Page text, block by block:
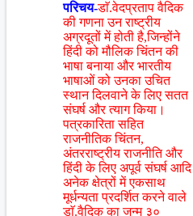
परिचय-डाॅ.वेदप्रताप वैदिक
की गणना उन राष्ट्रीय
अग्रदूतों में होती है,जिन्होंने
हिंदी को मौलिक चिंतन की
भाषा बनाया और भारतीय
भाषाओं को उनका उचित
स्थान दिलवाने के लिए सतत
संघर्ष और त्याग किया।
पत्रकारिता सहित
राजनीतिक चिंतन,
अंतरराष्ट्रीय राजनीति और
हिंदी के लिए अपूर्व संघर्ष आदि
अनेक क्षेत्रों में एकसाथ
मूर्धन्यता प्रदर्शित करने वाले
डाॅ.वैदिक का जन्म ३०